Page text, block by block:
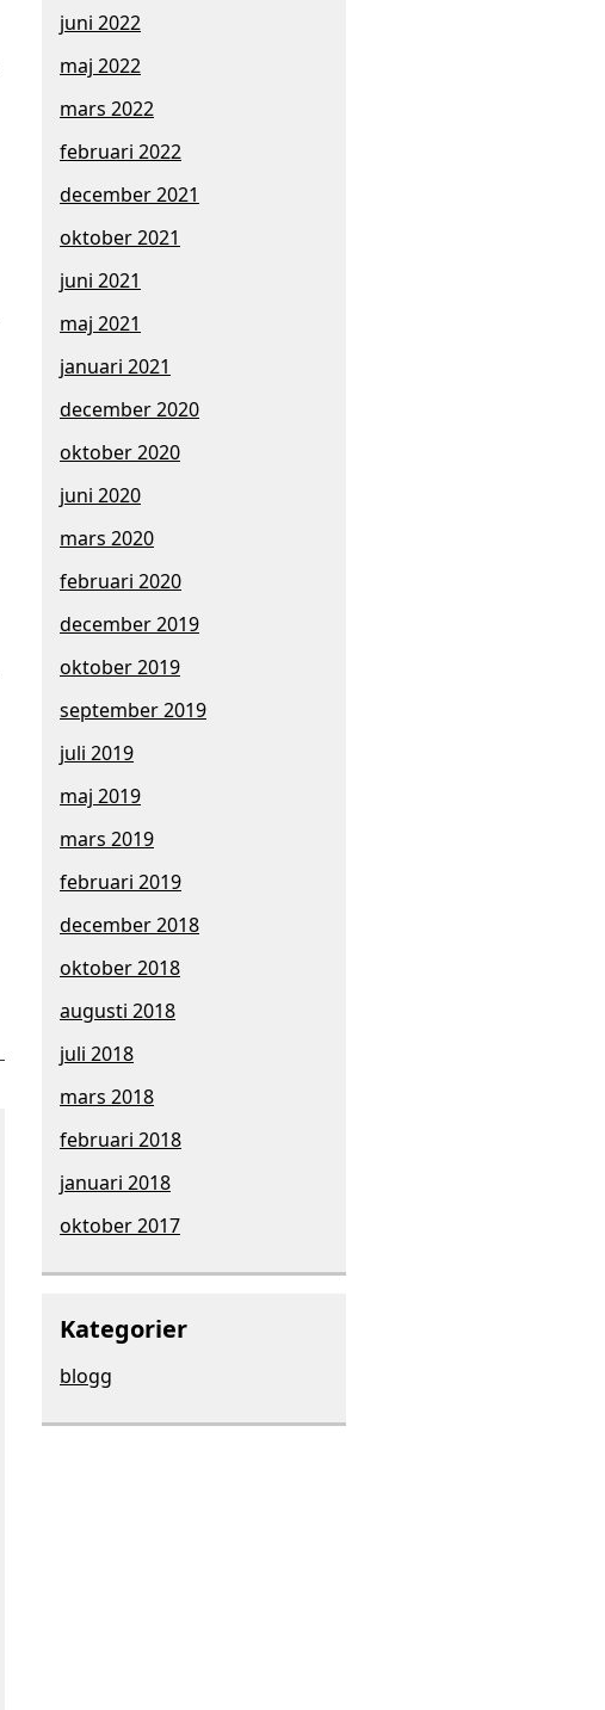
juni 2022
maj 2022
mars 2022
februari 2022
december 2021
oktober 2021
juni 2021
maj 2021
januari 2021
december 2020
oktober 2020
juni 2020
mars 2020
februari 2020
december 2019
oktober 2019
september 2019
juli 2019
maj 2019
mars 2019
februari 2019
december 2018
oktober 2018
augusti 2018
juli 2018
mars 2018
februari 2018
januari 2018
oktober 2017
Kategorier
blogg